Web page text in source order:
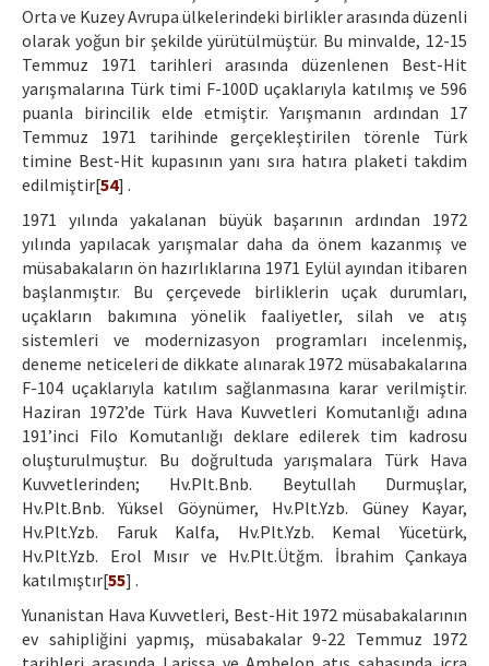
Orta ve Kuzey Avrupa ülkelerindeki birlikler arasında düzenli
olarak yoğun bir şekilde yürütülmüştür. Bu minvalde, 12-15
Temmuz 1971 tarihleri arasında düzenlenen Best-Hit
yarışmalarına Türk timi F-100D uçaklarıyla katılmış ve 596
puanla birincilik elde etmiştir. Yarışmanın ardından 17
Temmuz 1971 tarihinde gerçekleştirilen törenle Türk
timine Best-Hit kupasının yanı sıra hatıra plaketi takdim
edilmiştir[54] .
1971 yılında yakalanan büyük başarının ardından 1972
yılında yapılacak yarışmalar daha da önem kazanmış ve
müsabakaların ön hazırlıklarına 1971 Eylül ayından itibaren
başlanmıştır. Bu çerçevede birliklerin uçak durumları,
uçakların bakımına yönelik faaliyetler, silah ve atış
sistemleri ve modernizasyon programları incelenmiş,
deneme neticeleri de dikkate alınarak 1972 müsabakalarına
F-104 uçaklarıyla katılım sağlanmasına karar verilmiştir.
Haziran 1972’de Türk Hava Kuvvetleri Komutanlığı adına
191’inci Filo Komutanlığı deklare edilerek tim kadrosu
oluşturulmuştur. Bu doğrultuda yarışmalara Türk Hava
Kuvvetlerinden; Hv.Plt.Bnb. Beytullah Durmuşlar,
Hv.Plt.Bnb. Yüksel Göynümer, Hv.Plt.Yzb. Güney Kayar,
Hv.Plt.Yzb. Faruk Kalfa, Hv.Plt.Yzb. Kemal Yücetürk,
Hv.Plt.Yzb. Erol Mısır ve Hv.Plt.Ütğm. İbrahim Çankaya
katılmıştır[55] .
Yunanistan Hava Kuvvetleri, Best-Hit 1972 müsabakalarının
ev sahipliğini yapmış, müsabakalar 9-22 Temmuz 1972